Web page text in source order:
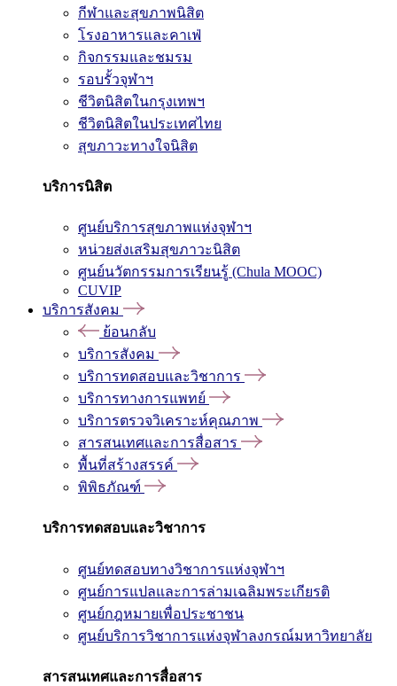
กีฬาและสุขภาพนิสิต
โรงอาหารและคาเฟ่
กิจกรรมและชมรม
รอบรั้วจุฬาฯ
ชีวิตนิสิตในกรุงเทพฯ
ชีวิตนิสิตในประเทศไทย
สุขภาวะทางใจนิสิต
บริการนิสิต
ศูนย์บริการสุขภาพแห่งจุฬาฯ
หน่วยส่งเสริมสุขภาวะนิสิต
ศูนย์นวัตกรรมการเรียนรู้ (Chula MOOC)
CUVIP
บริการสังคม
ย้อนกลับ
บริการสังคม
บริการทดสอบและวิชาการ
บริการทางการแพทย์
บริการตรวจวิเคราะห์คุณภาพ
สารสนเทศและการสื่อสาร
พื้นที่สร้างสรรค์
พิพิธภัณฑ์
บริการทดสอบและวิชาการ
ศูนย์ทดสอบทางวิชาการแห่งจุฬาฯ
ศูนย์การแปลและการล่ามเฉลิมพระเกียรติ
ศูนย์กฎหมายเพื่อประชาชน
ศูนย์บริการวิชาการแห่งจุฬาลงกรณ์มหาวิทยาลัย
สารสนเทศและการสื่อสาร